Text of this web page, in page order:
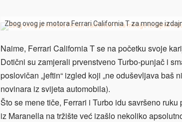
Zbog ovog je motora Ferrari California T za mnoge
Naime, Ferrari California T se na početku svoje
Dotični su zamjerali prvenstveno Turbo-punjač i
poslovičan „jeftin“ izgled koji „ne oduševljava baš
novinara iz svijeta automobila).
Što se mene tiče, Ferrari i Turbo idu savršeno
iz Maranella na tržište već izašlo nekoliko